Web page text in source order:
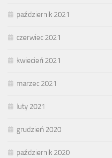
październik 2021
czerwiec 2021
kwiecień 2021
marzec 2021
luty 2021
grudzień 2020
październik 2020